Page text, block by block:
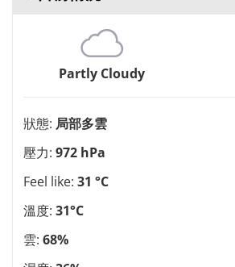
Partly Cloudy
狀態: 局部多雲
壓力: 972 hPa
Feel like: 31 °C
溫度: 31°C
雲: 68%